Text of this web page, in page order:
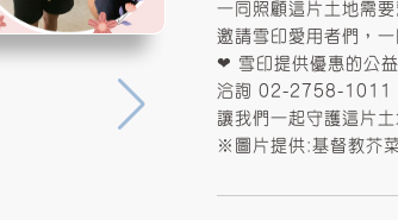
一同照顧這片土地需
邀請雪印愛用者們，一
❤ 雪印提供優惠的公
洽詢 02-2758-1011
讓我們一起守護這片
※圖片提供:基督教芥